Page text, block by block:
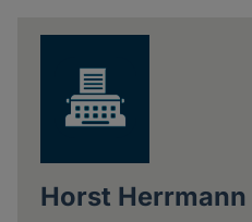
Horst Herrmann